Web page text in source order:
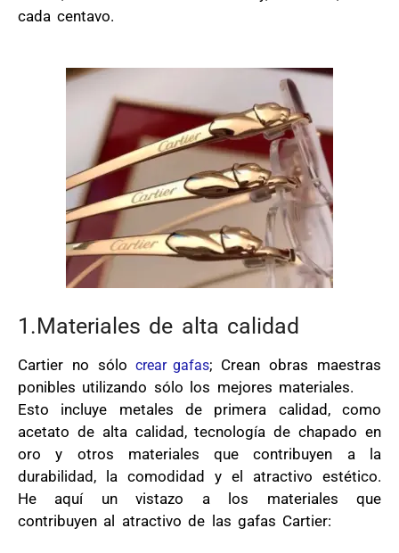
cada centavo.
1.Materiales de alta calidad
Cartier no sólocrear gafas; Crean obras maestras
ponibles utilizando sólo los mejores materiales.
Esto incluye metales de primera calidad, como
acetato de alta calidad, tecnología de chapado en
oro y otros materiales que contribuyen a la
durabilidad, la comodidad y el atractivo estético.
He aquí un vistazo a los materiales que
contribuyen al atractivo de las gafas Cartier: